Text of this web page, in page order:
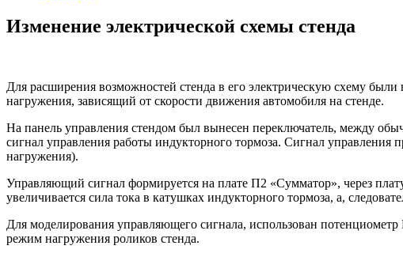
Изменение электрической схемы стенда
Для расширения возможностей стенда в его электрическую схему
нагружения, зависящий от скорости движения автомобиля на стенде.
На панель управления стендом был вынесен переключатель, между
сигнал управления работы индукторного тормоза. Сигнал
нагружения).
Управляющий сигнал формируется на плате П2 «Сумматор», через
увеличивается сила тока в катушках индукторного тормоза, а,
Для моделирования управляющего сигнала, использован
режим нагружения роликов стенда.